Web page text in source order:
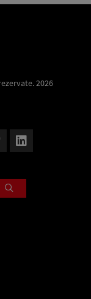
2026